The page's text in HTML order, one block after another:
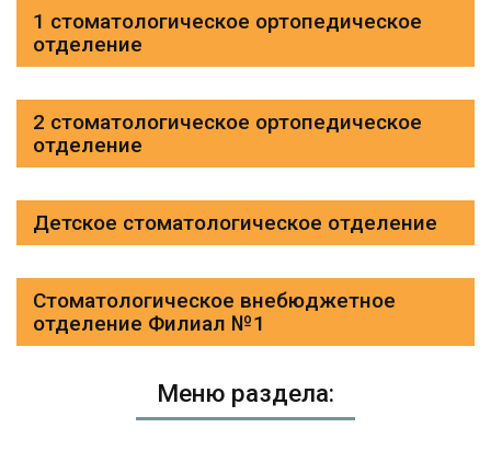
1 стоматологическое ортопедическое
отделение
2 стоматологическое ортопедическое
отделение
Детское стоматологическое отделение
Стоматологическое внебюджетное
отделение Филиал №1
Меню раздела: